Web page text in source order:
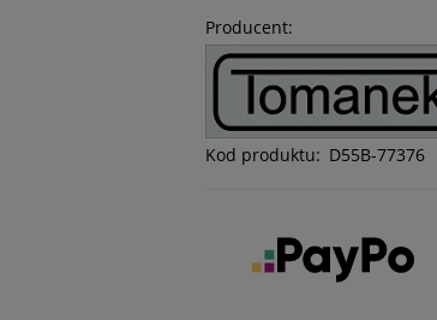
Producent:
Kod produktu: D55B-77376